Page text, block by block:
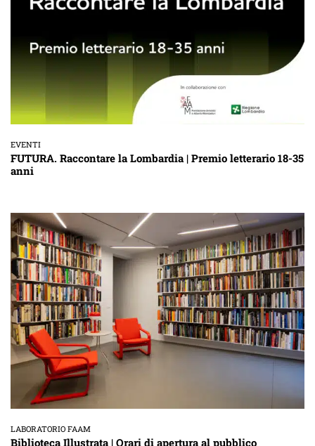
EVENTI
FUTURA. Raccontare la Lombardia | Premio letterario 18-35
anni
LABORATORIO FAAM
Biblioteca Illustrata | Orari di apertura al pubblico